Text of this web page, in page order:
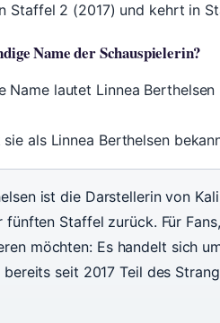
Staffel 2 (2017) und kehrt in
Name der Schauspielerin?
Name lautet Linnea
als Linnea Berthelsen
ist die Darstellerin von
fünften Staffel zurück. Für
möchten: Es handelt sich
bereits seit 2017 Teil des